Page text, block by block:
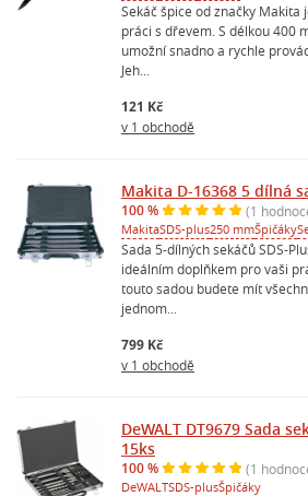
Sekáč špice od značky
práci s dřevem. S délkou 400
umožní snadno a rychle
Jeh...
121 Kč
v 1 obchodě
Makita D-16368 5 dílná
100 % (1
MakitaSDS-plus250 mmŠpičáky
Sada 5-dílných sekáčů SDS-
ideálním doplňkem pro vaši
touto sadou budete mít
jednom...
799 Kč
v 1 obchodě
DeWALT DT9679 Sada
15ks
100 % (1
DeWALTSDS-plusŠpičáky